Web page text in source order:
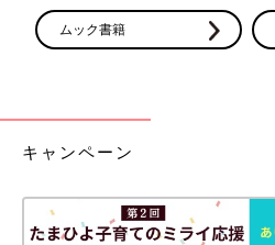
ムック書籍
キャンペーン